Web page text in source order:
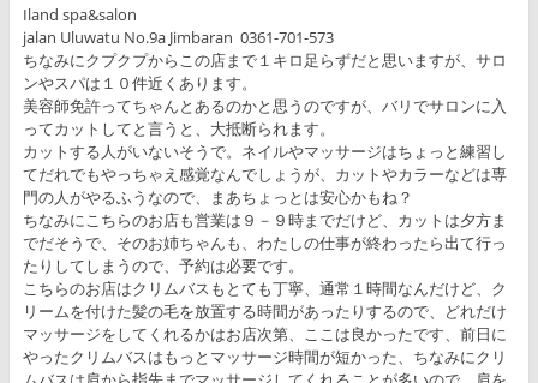
Iland spa&salon
jalan Uluwatu No.9a Jimbaran 0361-701-573
ちなみにクプクプからこの店まで１キロ足らずだと思いますが、サロ
ンやスパは１０件近くあります。
美容師免許ってちゃんとあるのかと思うのですが、バリでサロンに入
ってカットしてと言うと、大抵断られます。
カットする人がいないそうで。ネイルやマッサージはちょっと練習し
てだれでもやっちゃえ感覚なんでしょうが、カットやカラーなどは専
門の人がやるふうなので、まあちょっとは安心かもね？
ちなみにこちらのお店も営業は９－９時までだけど、カットは夕方ま
でだそうで、そのお姉ちゃんも、わたしの仕事が終わったら出て行っ
たりしてしまうので、予約は必要です。
こちらのお店はクリムバスもとても丁寧、通常１時間なんだけど、ク
リームを付けた髪の毛を放置する時間があったりするので、どれだけ
マッサージをしてくれるかはお店次第、ここは良かったです、前日に
やったクリムバスはもっとマッサージ時間が短かった、ちなみにクリ